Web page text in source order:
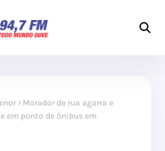
Morador de rua agarra e
em ponto de ônibus em